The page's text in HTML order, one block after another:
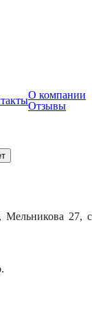
О компании
Отзывы
Мельникова 27, с